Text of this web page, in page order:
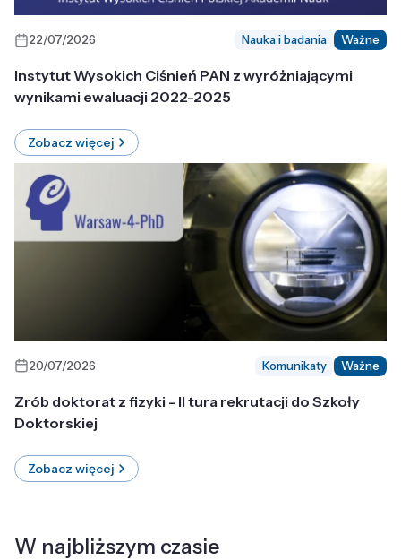
22/07/2026 Nauka i badania Ważne
Instytut Wysokich Ciśnień PAN z wyróżniającymi
wynikami ewaluacji 2022-2025
Zobacz więcej
20/07/2026 Komunikaty Ważne
Zrób doktorat z fizyki - II tura rekrutacji do Szkoły
Doktorskiej
Zobacz więcej
W najbliższym czasie